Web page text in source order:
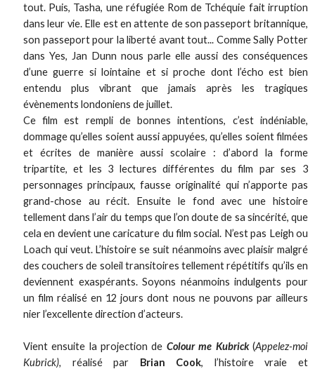
tout. Puis, Tasha, une réfugiée Rom de Tchéquie fait irruption
dans leur vie. Elle est en attente de son passeport britannique,
son passeport pour la liberté avant tout... Comme Sally Potter
dans Yes, Jan Dunn nous parle elle aussi des conséquences
d’une guerre si lointaine et si proche dont l’écho est bien
entendu plus vibrant que jamais après les tragiques
évènements londoniens de juillet.
Ce film est rempli de bonnes intentions, c’est indéniable,
dommage qu’elles soient aussi appuyées, qu’elles soient filmées
et écrites de manière aussi scolaire : d’abord la forme
tripartite, et les 3 lectures différentes du film par ses 3
personnages principaux, fausse originalité qui n’apporte pas
grand-chose au récit. Ensuite le fond avec une histoire
tellement dans l’air du temps que l’on doute de sa sincérité, que
cela en devient une caricature du film social. N’est pas Leigh ou
Loach qui veut. L’histoire se suit néanmoins avec plaisir malgré
des couchers de soleil transitoires tellement répétitifs qu’ils en
deviennent exaspérants. Soyons néanmoins indulgents pour
un film réalisé en 12 jours dont nous ne pouvons par ailleurs
nier l’excellente direction d’acteurs.
Vient ensuite la projection de Colour me Kubrick(Appelez-moi
Kubrick), réalisé par Brian Cook, l’histoire vraie et